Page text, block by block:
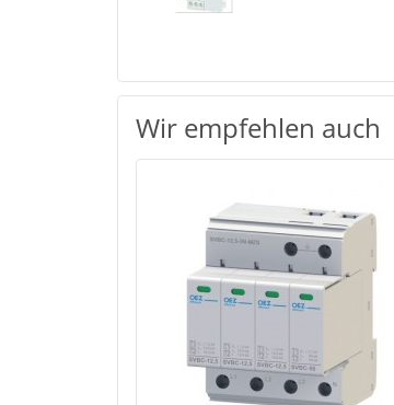
Wir empfehlen auch